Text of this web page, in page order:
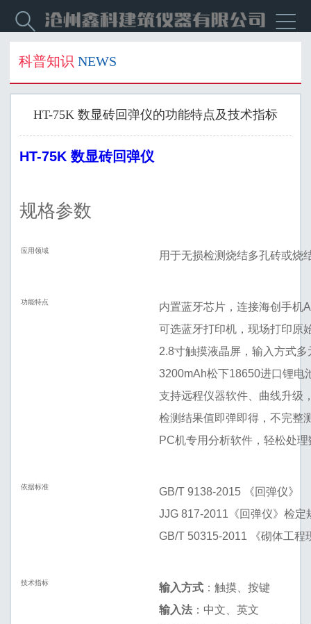


科普知识 NEWS
HT-75K 数显砖回弹仪的功能特点及技术指标
HT-75K 数显砖回弹仪
规格参数
应用领域 用于无损检测烧结多孔砖或烧
功能特点
内置蓝牙芯片，连接海创手机
可选蓝牙打印机，现场打印原
2.8寸触摸液晶屏，输入方式
3200mAh松下18650进口锂电
支持远程仪器软件、曲线升级
检测结果值即弹即得，不完整
PC机专用分析软件，轻松处
依据标准
GB/T 9138-2015 《回弹仪》
JJG 817-2011《回弹仪》检定
GB/T 50315-2011 《砌体工程
技术指标 输入方式 ：触摸、按键
输入法 ：中文、英文